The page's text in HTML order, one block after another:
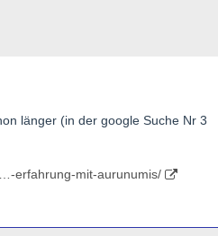
länger (in der google Suche Nr 3
erfahrung-mit-aurunumis/